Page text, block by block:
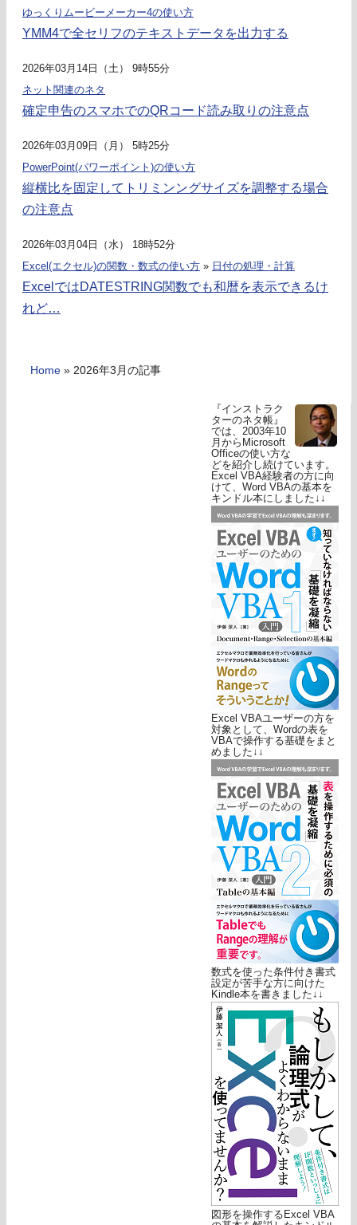
ゆっくりムービーメーカー4の使い方
YMM4で全セリフのテキストデータを出力する
2026年03月14日（土） 9時55分
ネット関連のネタ
確定申告のスマホでのQRコード読み取りの注意点
2026年03月09日（月） 5時25分
PowerPoint(パワーポイント)の使い方
縦横比を固定してトリミンングサイズを調整する場合
の注意点
2026年03月04日（水） 18時52分
Excel(エクセル)の関数・数式の使い方 » 日付の処理・計算
ExcelではDATESTRING関数でも和暦を表示できるけ
れど…
Home » 2026年3月の記事
『インストラク
ターのネタ帳』
では、2003年10
月からMicrosoft
Officeの使い方な
どを紹介し続けています。
Excel VBA経験者の方に向
けて、Word VBAの基本を
キンドル本にしました↓↓
Excel VBAユーザーの方を
対象として、Wordの表を
VBAで操作する基礎をまと
めました↓↓
数式を使った条件付き書式
設定が苦手な方に向けた
Kindle本を書きました↓↓
図形を操作するExcel VBA